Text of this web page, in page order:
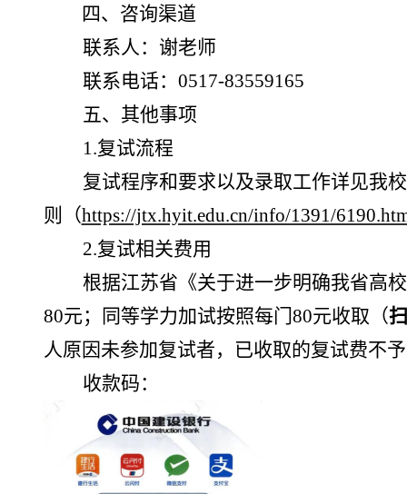
四、咨询渠道
联系人：谢老师
联系电话： 0517-83559165
五、其他事项
1.复试流程
复试程序和要求以及录取工作详见我校
则（https://jtx.hyit.edu.cn/info/1391/
2.复试相关费用
根据江苏省《关于进一步明确我省高
80元；同等学力加试按照每门80元收取（
人原因未参加复试者，已收取的复试费不
收款码：